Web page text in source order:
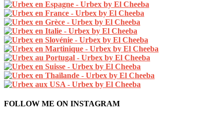
FOLLOW ME ON INSTAGRAM